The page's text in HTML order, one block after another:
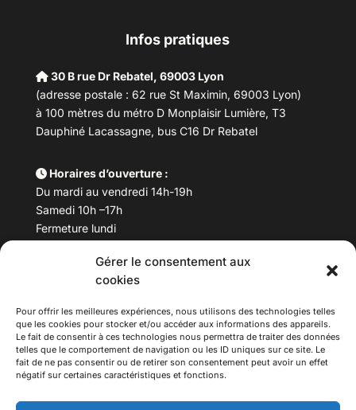
Gérer le consentement aux
cookies
Pour offrir les meilleures expériences, nous utilisons des technologies telles
que les cookies pour stocker et/ou accéder aux informations des appareils.
Le fait de consentir à ces technologies nous permettra de traiter des données
telles que le comportement de navigation ou les ID uniques sur ce site. Le
fait de ne pas consentir ou de retirer son consentement peut avoir un effet
négatif sur certaines caractéristiques et fonctions.
Infos pratiques
30 B rue Dr Rebatel, 69003 Lyon
(adresse postale : 62 rue St Maximin, 69003 Lyon)
à 100 mètres du métro D Monplaisir Lumière, T3
Dauphiné Lacassagne, bus C16 Dr Rebatel
Horaires d’ouverture :
Du mardi au vendredi 14h-19h
Samedi 10h –17h
Fermeture lundi
Téléphone : 04 78 53 06 40
maisondesculturesasiatiques@asiexpo.com